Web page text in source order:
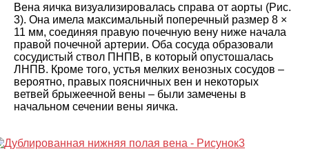
Вена яичка визуализировалась справа от аорты (Рис.
3). Она имела максимальный поперечный размер 8 ×
11 мм, соединяя правую почечную вену ниже начала
правой почечной артерии. Оба сосуда образовали
сосудистый ствол ПНПВ, в который опустошалась
ЛНПВ. Кроме того, устья мелких венозных сосудов –
вероятно, правых поясничных вен и некоторых
ветвей брыжеечной вены – были замечены в
начальном сечении вены яичка.